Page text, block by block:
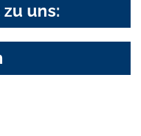
uns: